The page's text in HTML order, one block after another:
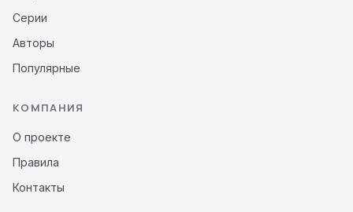
Серии
Авторы
Популярные
КОМПАНИЯ
О проекте
Правила
Контакты